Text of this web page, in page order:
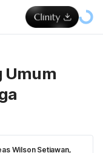
Umum
Wilson Setiawan,